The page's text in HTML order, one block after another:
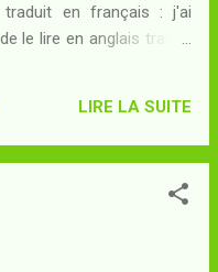
quel était le mot chinois
avait choisi de
de ma ...
en français : j'ai
le lire en anglais traduit
vol vers le système
quatre siècles de voyage
les Trisolariens pourront
plan, l'espèce humaine
LIRE LA SUITE